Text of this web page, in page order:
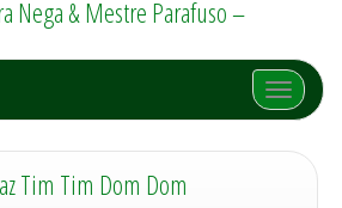
Nega & Mestre Parafuso –
Afficher/
Tim Tim Dom Dom